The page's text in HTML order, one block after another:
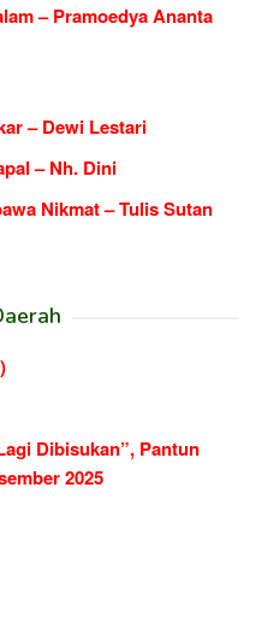
– Pramoedya Ananta
– Dewi Lestari
– Nh. Dini
Nikmat – Tulis Sutan
Dibisukan”, Pantun
2025